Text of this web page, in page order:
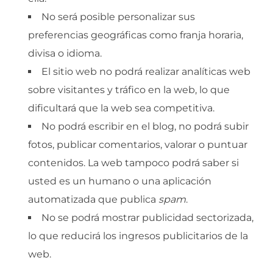
No será posible personalizar sus
preferencias geográficas como franja horaria,
divisa o idioma.
El sitio web no podrá realizar analíticas web
sobre visitantes y tráfico en la web, lo que
dificultará que la web sea competitiva.
No podrá escribir en el blog, no podrá subir
fotos, publicar comentarios, valorar o puntuar
contenidos. La web tampoco podrá saber si
usted es un humano o una aplicación
automatizada que publica spam.
No se podrá mostrar publicidad sectorizada,
lo que reducirá los ingresos publicitarios de la
web.